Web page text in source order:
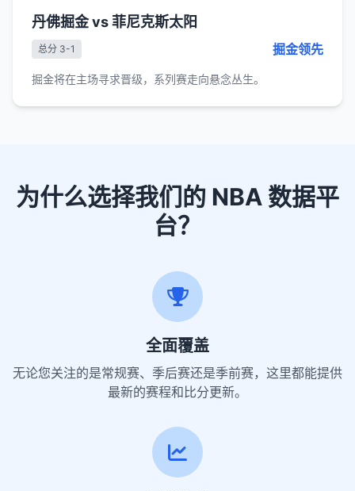
丹佛掘金 vs 菲尼克斯太阳
总分 3-1 掘金领先
掘金将在主场寻求晋级，系列赛走向悬念丛生。
为什么选择我们的 NBA 数据平
台？
全面覆盖
无论您关注的是常规赛、季后赛还是季前赛，这里都能提供
最新的赛程和比分更新。